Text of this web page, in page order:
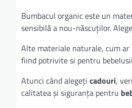
Bumbacul organic este un
sensibilă a nou-născuților.
Alte materiale naturale, cum ar
fiind potrivite si pentru
Atunci când alegeți cadouri,
calitatea și siguranța pentru